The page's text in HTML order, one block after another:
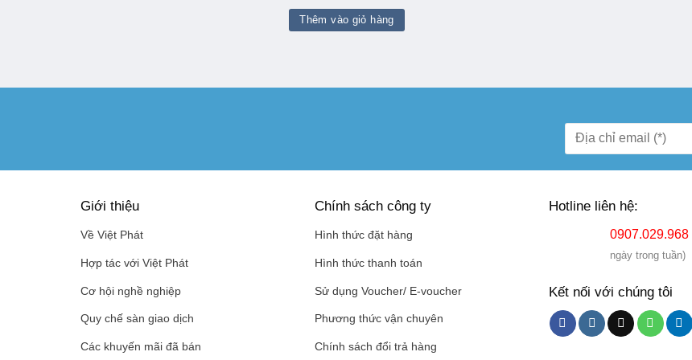
là:
₫ 27.800.000.
Thêm vào giỏ hàng
Giới thiệu
Về Việt Phát
Hợp tác với Việt Phát
Cơ hội nghề nghiệp
Quy chế sàn giao dịch
Các khuyến mãi đã bán
Chính sách công ty
Hình thức đặt hàng
Hình thức thanh toán
Sử dụng Voucher/ E-voucher
Phương thức vận chuyên
Chính sách đổi trả hàng
Hotline liên hệ:
0907.029.968
ngày trong tuần)
Kết nối với chúng tôi